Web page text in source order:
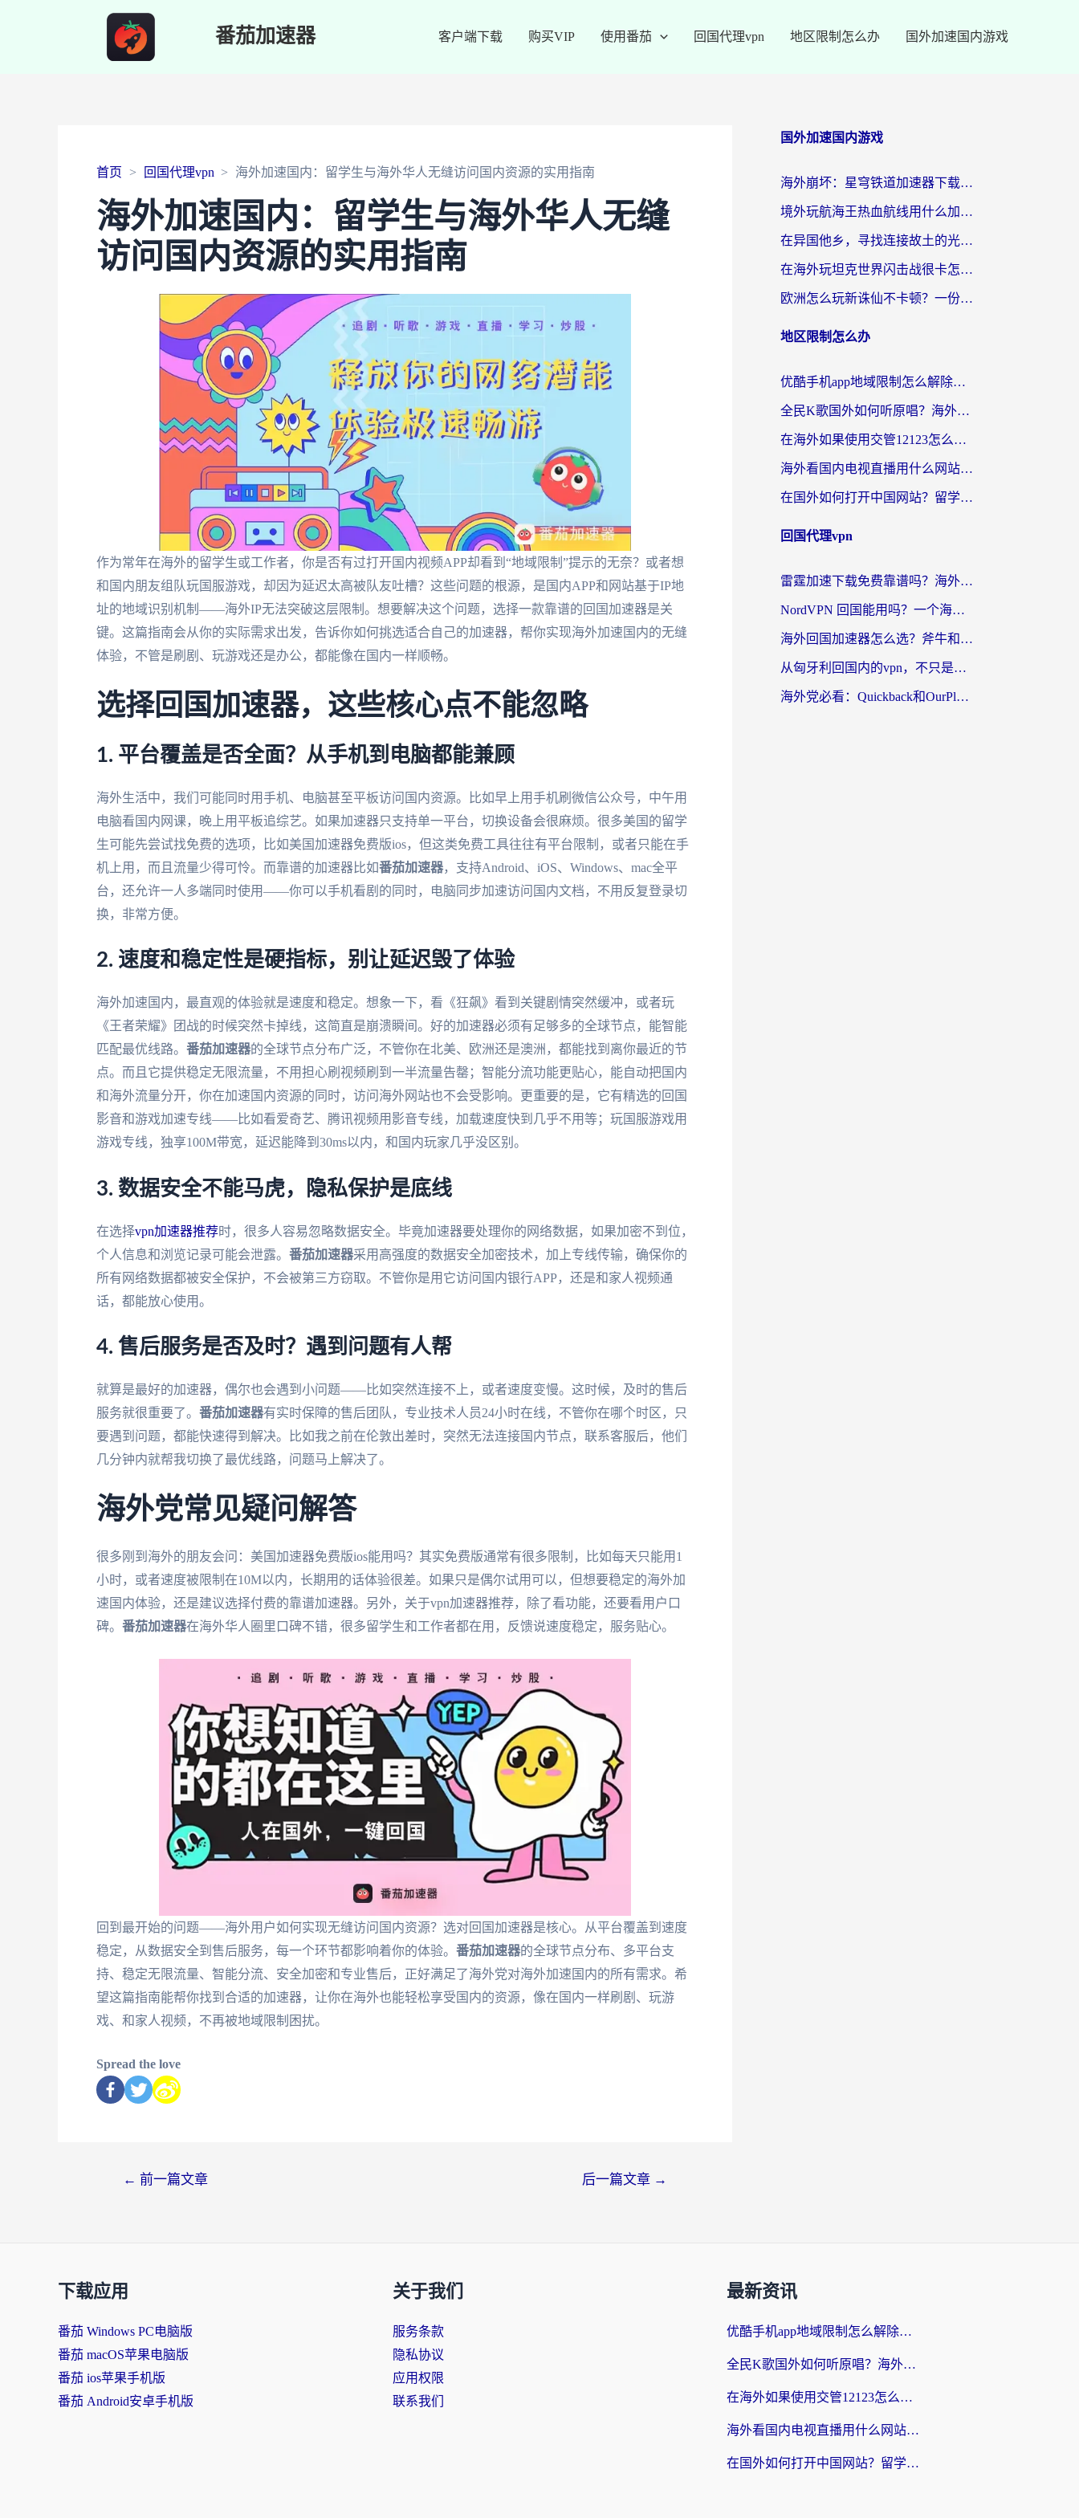
番茄加速器 客户端下载 购买VIP 使用番茄 回国代理vpn 地区限制怎么办 国外加速国内游戏
首页 回国代理vpn 海外加速国内：留学生与海外华人无缝访问国内资源的实用指南
海外加速国内：留学生与海外华人无缝
访问国内资源的实用指南
作为常年在海外的留学生或工作者，你是否有过打开国内视频APP却看到“地域限制”提示的无奈？或者想
和国内朋友组队玩国服游戏，却因为延迟太高被队友吐槽？这些问题的根源，是国内APP和网站基于IP地
址的地域识别机制——海外IP无法突破这层限制。想要解决这个问题，选择一款靠谱的回国加速器是关
键。这篇指南会从你的实际需求出发，告诉你如何挑选适合自己的加速器，帮你实现海外加速国内的无缝
体验，不管是刷剧、玩游戏还是办公，都能像在国内一样顺畅。
选择回国加速器，这些核心点不能忽略
1. 平台覆盖是否全面？从手机到电脑都能兼顾
海外生活中，我们可能同时用手机、电脑甚至平板访问国内资源。比如早上用手机刷微信公众号，中午用
电脑看国内网课，晚上用平板追综艺。如果加速器只支持单一平台，切换设备会很麻烦。很多美国的留学
生可能先尝试找免费的选项，比如美国加速器免费版ios，但这类免费工具往往有平台限制，或者只能在手
机上用，而且流量少得可怜。而靠谱的加速器比如番茄加速器，支持Android、iOS、Windows、mac全平
台，还允许一人多端同时使用——你可以手机看剧的同时，电脑同步加速访问国内文档，不用反复登录切
换，非常方便。
2. 速度和稳定性是硬指标，别让延迟毁了体验
海外加速国内，最直观的体验就是速度和稳定。想象一下，看《狂飙》看到关键剧情突然缓冲，或者玩
《王者荣耀》团战的时候突然卡掉线，这简直是崩溃瞬间。好的加速器必须有足够多的全球节点，能智能
匹配最优线路。 番茄加速器的全球节点分布广泛，不管你在北美、欧洲还是澳洲，都能找到离你最近的节
点。而且它提供稳定无限流量，不用担心刷视频刷到一半流量告罄；智能分流功能更贴心，能自动把国内
和海外流量分开，你在加速国内资源的同时，访问海外网站也不会受影响。更重要的是，它有精选的回国
影音和游戏加速专线——比如看爱奇艺、腾讯视频用影音专线，加载速度快到几乎不用等；玩国服游戏用
游戏专线，独享100M带宽，延迟能降到30ms以内，和国内玩家几乎没区别。
3. 数据安全不能马虎，隐私保护是底线
在选择vpn加速器推荐时，很多人容易忽略数据安全。毕竟加速器要处理你的网络数据，如果加密不到位，
个人信息和浏览记录可能会泄露。 番茄加速器采用高强度的数据安全加密技术，加上专线传输，确保你的
所有网络数据都被安全保护，不会被第三方窃取。不管你是用它访问国内银行APP，还是和家人视频通
话，都能放心使用。
4. 售后服务是否及时？遇到问题有人帮
就算是最好的加速器，偶尔也会遇到小问题——比如突然连接不上，或者速度变慢。这时候，及时的售后
服务就很重要了。 番茄加速器有实时保障的售后团队，专业技术人员24小时在线，不管你在哪个时区，只
要遇到问题，都能快速得到解决。比如我之前在伦敦出差时，突然无法连接国内节点，联系客服后，他们
几分钟内就帮我切换了最优线路，问题马上解决了。
海外党常见疑问解答
很多刚到海外的朋友会问：美国加速器免费版ios能用吗？其实免费版通常有很多限制，比如每天只能用1
小时，或者速度被限制在10M以内，长期用的话体验很差。如果只是偶尔试用可以，但想要稳定的海外加
速国内体验，还是建议选择付费的靠谱加速器。另外，关于vpn加速器推荐，除了看功能，还要看用户口
碑。 番茄加速器在海外华人圈里口碑不错，很多留学生和工作者都在用，反馈说速度稳定，服务贴心。
回到最开始的问题——海外用户如何实现无缝访问国内资源？选对回国加速器是核心。从平台覆盖到速度
稳定，从数据安全到售后服务，每一个环节都影响着你的体验。 番茄加速器的全球节点分布、多平台支
持、稳定无限流量、智能分流、安全加密和专业售后，正好满足了海外党对海外加速国内的所有需求。希
望这篇指南能帮你找到合适的加速器，让你在海外也能轻松享受国内的资源，像在国内一样刷剧、玩游
戏、和家人视频，不再被地域限制困扰。
Spread the love
← 前一篇文章 后一篇文章 →
国外加速国内游戏
海外崩坏：星穹铁道加速器下载安装：一份给游子的终极网络指南
境外玩航海王热血航线用什么加速器？2026海外玩家实测最优方案（附欧洲问道堡垒前线加速技巧）
在异国他乡，寻找连接故土的光明大陆免费加速器
在海外玩坦克世界闪击战很卡怎么办？老玩家亲测有效的加速器选择指南
欧洲怎么玩新诛仙不卡顿？一份给海外游子的国服游戏畅玩指南
地区限制怎么办
优酷手机app地域限制怎么解除？海外党亲测有效的追剧方案
全民K歌国外如何听原唱？海外党亲测有效的回国加速器选择指南
在海外如果使用交管12123怎么处理？留学生亲测有效的回国加速方案
海外看国内电视直播用什么网站比较好？一篇解决你所有追剧难题的实用指南
在国外如何打开中国网站？留学生与海外华人的无缝访问指南
回国代理vpn
雷霆加速下载免费靠谱吗？海外党选回国加速器的避坑指南（附热门工具对比）
NordVPN 回国能用吗？一个海外用户必须面对的真实困境
海外回国加速器怎么选？斧牛和海龟哪个好？一篇帮你避开坑的实用指南
从匈牙利回国内的vpn，不只是为了刷剧那么简单
海外党必看：Quickback和OurPlay好用吗？3分钟选对回国加速器，无缝刷剧玩游戏
下载应用
番茄 Windows PC电脑版
番茄 macOS苹果电脑版
番茄 ios苹果手机版
番茄 Android安卓手机版
关于我们
服务条款
隐私协议
应用权限
联系我们
最新资讯
优酷手机app地域限制怎么解除？海外党亲测有效的追剧方案
全民K歌国外如何听原唱？海外党亲测有效的回国加速器选择指南
在海外如果使用交管12123怎么处理？留学生亲测有效的回国加速方案
海外看国内电视直播用什么网站比较好？一篇解决你所有追剧难题的实用指南
在国外如何打开中国网站？留学生与海外华人的无缝访问指南